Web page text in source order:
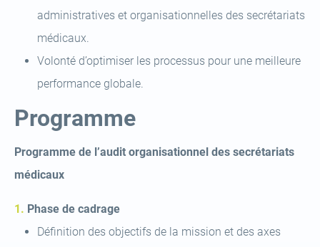
administratives et organisationnelles des secrétariats
médicaux.
Volonté d’optimiser les processus pour une meilleure
performance globale.
Programme
Programme de l’audit organisationnel des secrétariats
médicaux
Phase de cadrage
Définition des objectifs de la mission et des axes